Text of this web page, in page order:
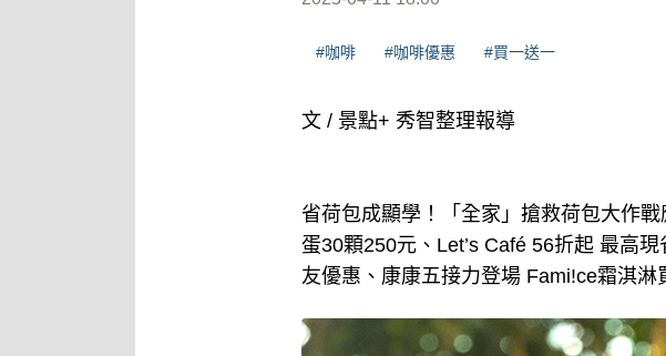
#咖啡 #咖啡優惠 #買一送一
文 / 景點+ 秀智整理報導
省荷包成顯學！「全家」搶救荷包大作
蛋30顆250元、Let’s Café 56折起 最高
友優惠、康康五接力登場 Fami!ce霜淇淋